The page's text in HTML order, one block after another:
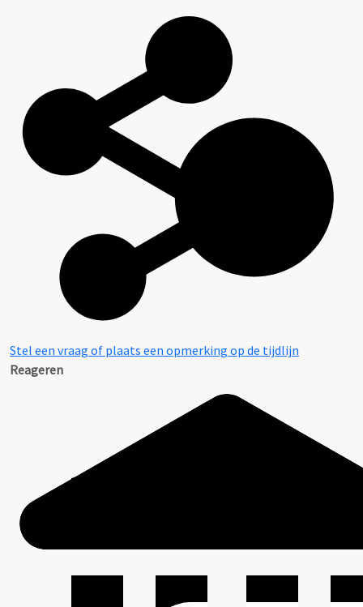
Stel een vraag of plaats een opmerking op de tijdlijn
Reageren